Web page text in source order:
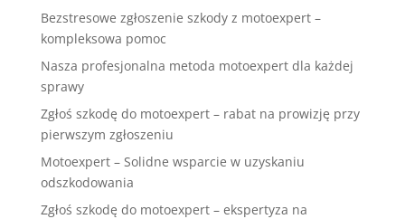
Bezstresowe zgłoszenie szkody z motoexpert –
kompleksowa pomoc
Nasza profesjonalna metoda motoexpert dla każdej
sprawy
Zgłoś szkodę do motoexpert – rabat na prowizję przy
pierwszym zgłoszeniu
Motoexpert – Solidne wsparcie w uzyskaniu
odszkodowania
Zgłoś szkodę do motoexpert – ekspertyza na